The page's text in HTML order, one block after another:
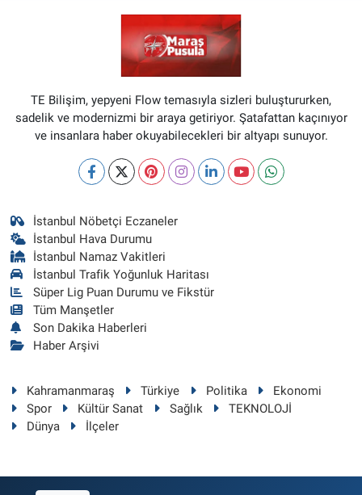
TE Bilişim, yepyeni Flow temasıyla sizleri buluştururken,
sadelik ve modernizmi bir araya getiriyor. Şatafattan kaçınıyor
ve insanlara haber okuyabilecekleri bir altyapı sunuyor.
İstanbul Nöbetçi Eczaneler
İstanbul Hava Durumu
İstanbul Namaz Vakitleri
İstanbul Trafik Yoğunluk Haritası
Süper Lig Puan Durumu ve Fikstür
Tüm Manşetler
Son Dakika Haberleri
Haber Arşivi
Kahramanmaraş Türkiye Politika
Ekonomi
Spor
Kültür Sanat Sağlık
TEKNOLOJİ
Dünya
İlçeler